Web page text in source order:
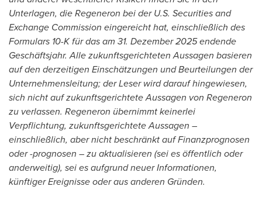
Unterlagen, die Regeneron bei der U.S. Securities and
Exchange Commission eingereicht hat, einschließlich des
Formulars 10-K für das am 31. Dezember 2025 endende
Geschäftsjahr. Alle zukunftsgerichteten Aussagen basieren
auf den derzeitigen Einschätzungen und Beurteilungen der
Unternehmensleitung; der Leser wird darauf hingewiesen,
sich nicht auf zukunftsgerichtete Aussagen von Regeneron
zu verlassen. Regeneron übernimmt keinerlei
Verpflichtung, zukunftsgerichtete Aussagen –
einschließlich, aber nicht beschränkt auf Finanzprognosen
oder -prognosen – zu aktualisieren (sei es öffentlich oder
anderweitig), sei es aufgrund neuer Informationen,
künftiger Ereignisse oder aus anderen Gründen.